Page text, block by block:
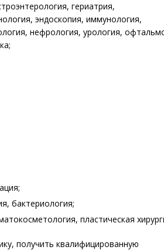
гериатрия,
эндоскопия, иммунология,
нефрология, урология,
бактериология;
пластическая
получить квалифицированную